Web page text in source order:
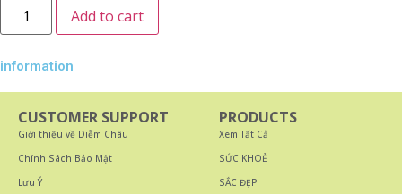
Add to cart
information
CUSTOMER SUPPORT
Giới thiệu về Diễm Châu
Chính Sách Bảo Mật
Lưu Ý
PRODUCTS
Xem Tất Cả
SỨC KHOẺ
SẮC ĐẸP